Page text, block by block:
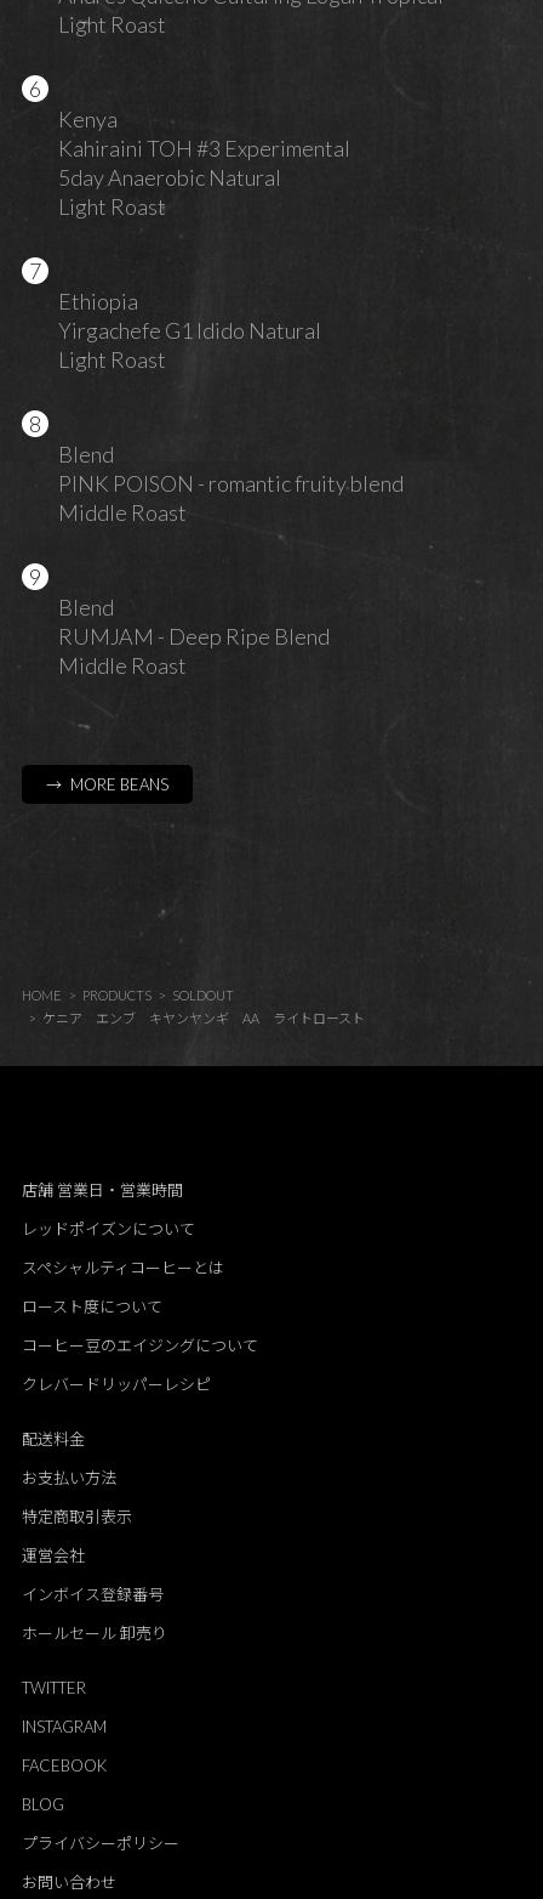
Light Roast
Kenya
Kahiraini TOH #3 Experimental
5day Anaerobic Natural
Light Roast
Ethiopia
Yirgachefe G1 Idido Natural
Light Roast
Blend
PINK POISON - romantic fruity blend
Middle Roast
Blend
RUMJAM - Deep Ripe Blend
Middle Roast
→ MORE BEANS
HOME PRODUCTS
SOLDOUT
ケニア エンブ キヤンヤンギ AA ライトロースト
店舗 営業日・営業時間
レッドポイズンについて
スペシャルティコーヒーとは
ロースト度について
コーヒー豆のエイジングについて
クレバードリッパーレシピ
配送料金
お支払い方法
特定商取引表示
運営会社
インボイス登録番号
ホールセール 卸売り
TWITTER
INSTAGRAM
FACEBOOK
BLOG
プライバシーポリシー
お問い合わせ